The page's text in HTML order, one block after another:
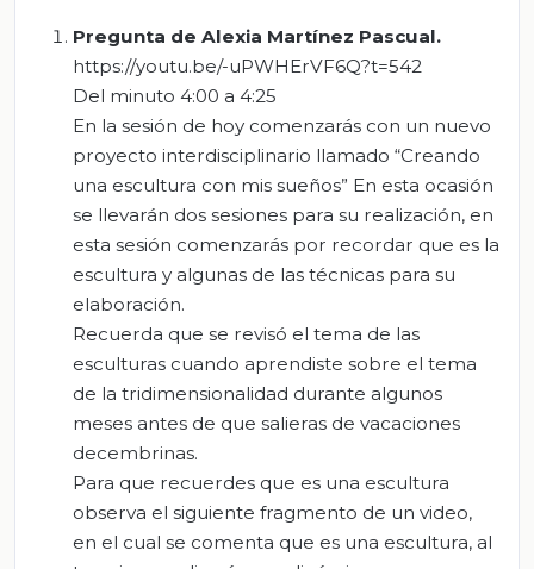
Pregunta de Alexia Martínez Pascual.
https://youtu.be/-uPWHErVF6Q?t=542
Del minuto 4:00 a 4:25
En la sesión de hoy comenzarás con un nuevo
proyecto interdisciplinario llamado “Creando
una escultura con mis sueños” En esta ocasión
se llevarán dos sesiones para su realización, en
esta sesión comenzarás por recordar que es la
escultura y algunas de las técnicas para su
elaboración.
Recuerda que se revisó el tema de las
esculturas cuando aprendiste sobre el tema
de la tridimensionalidad durante algunos
meses antes de que salieras de vacaciones
decembrinas.
Para que recuerdes que es una escultura
observa el siguiente fragmento de un video,
en el cual se comenta que es una escultura, al